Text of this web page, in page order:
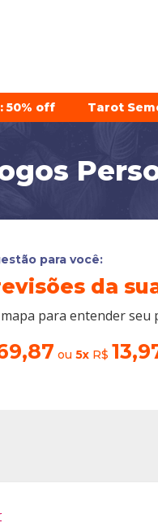
50% off Tarot
para você:
da
para entender
ou 5x R$